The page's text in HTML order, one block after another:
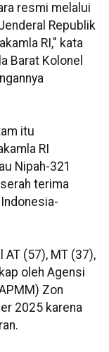
resmi melalui
Republik
RI," kata
Barat Kolonel
itu
RI
Nipah-321
terima
(57), MT (37),
oleh Agensi
Zon
2025 karena